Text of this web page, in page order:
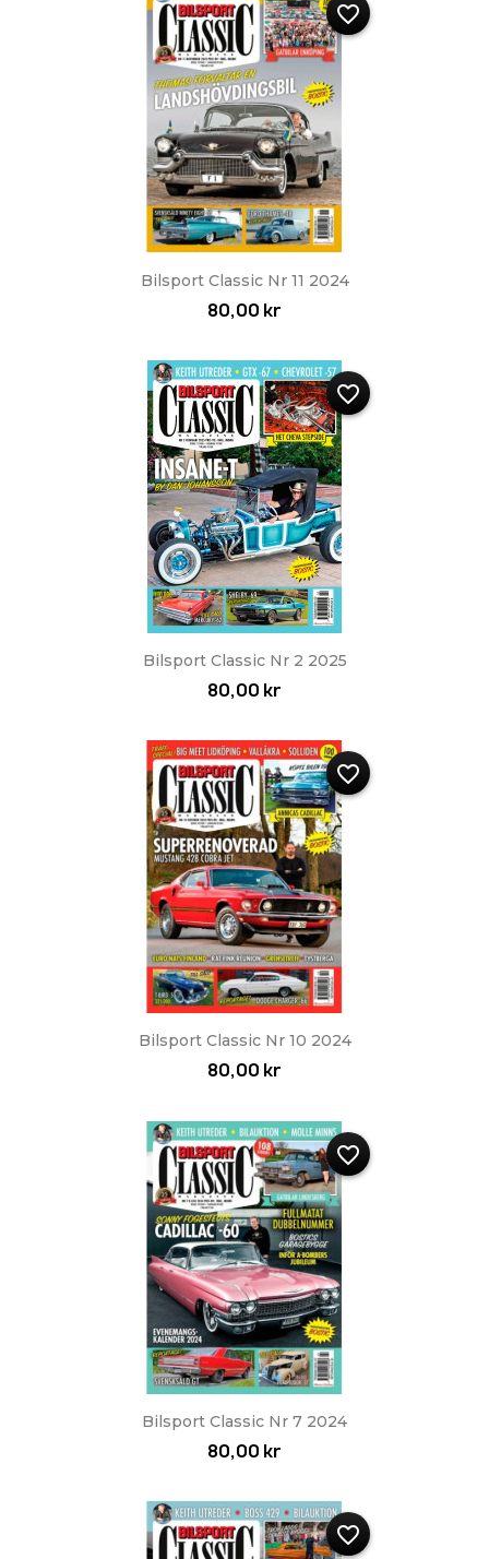
Bilsport Classic Nr 11 2024
80,00 kr
favorite_border
Bilsport Classic Nr 2 2025
80,00 kr
favorite_border
Bilsport Classic Nr 10 2024
80,00 kr
favorite_border
Bilsport Classic Nr 7 2024
80,00 kr
favorite_border
favorite_border